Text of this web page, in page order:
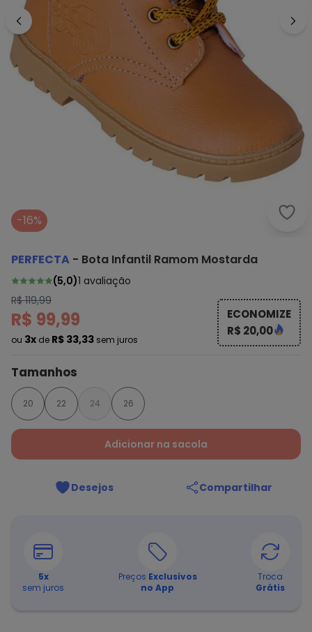
-16%
PERFECTA - Bota Infantil Ramom Mostarda
(5,0)1 avaliação
R$ 119,99
R$ 99,99
ou 3x de R$ 33,33 sem juros
ECONOMIZE
R$ 20,00
Tamanhos
20 22 24 26
Adicionar na sacola
Desejos Compartilhar
5x
sem juros
Preços Exclusivos
no App
Troca
Grátis